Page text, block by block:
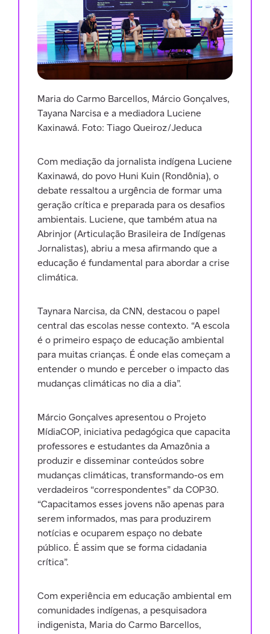
Maria do Carmo Barcellos, Márcio Gonçalves,
Tayana Narcisa e a mediadora Luciene
Kaxinawá. Foto: Tiago Queiroz/Jeduca
Com mediação da jornalista indígena Luciene
Kaxinawá, do povo Huni Kuin (Rondônia), o
debate ressaltou a urgência de formar uma
geração crítica e preparada para os desafios
ambientais. Luciene, que também atua na
Abrinjor (Articulação Brasileira de Indígenas
Jornalistas), abriu a mesa afirmando que a
educação é fundamental para abordar a crise
climática.
Taynara Narcisa, da CNN, destacou o papel
central das escolas nesse contexto. “A escola
é o primeiro espaço de educação ambiental
para muitas crianças. É onde elas começam a
entender o mundo e perceber o impacto das
mudanças climáticas no dia a dia”.
Márcio Gonçalves apresentou o Projeto
MídiaCOP, iniciativa pedagógica que capacita
professores e estudantes da Amazônia a
produzir e disseminar conteúdos sobre
mudanças climáticas, transformando-os em
verdadeiros “correspondentes” da COP30.
“Capacitamos esses jovens não apenas para
serem informados, mas para produzirem
notícias e ocuparem espaço no debate
público. É assim que se forma cidadania
crítica”.
Com experiência em educação ambiental em
comunidades indígenas, a pesquisadora
indigenista, Maria do Carmo Barcellos,